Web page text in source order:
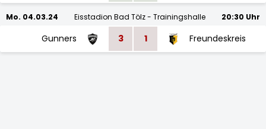
Mo. 04.03.24 Eisstadion Bad Tölz - Trainingshalle 20:30 Uhr
Gunners 3 1 Freundeskreis